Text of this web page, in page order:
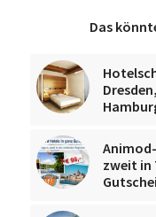
Das
zweit in